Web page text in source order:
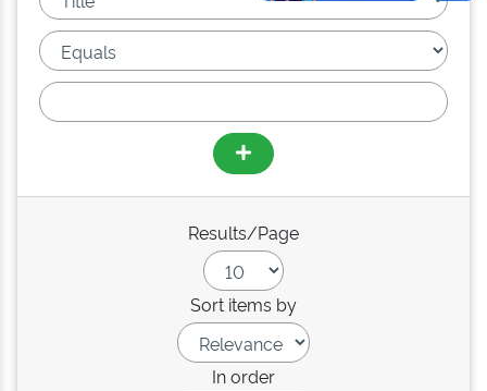
Results/Page
Sort items by
In order